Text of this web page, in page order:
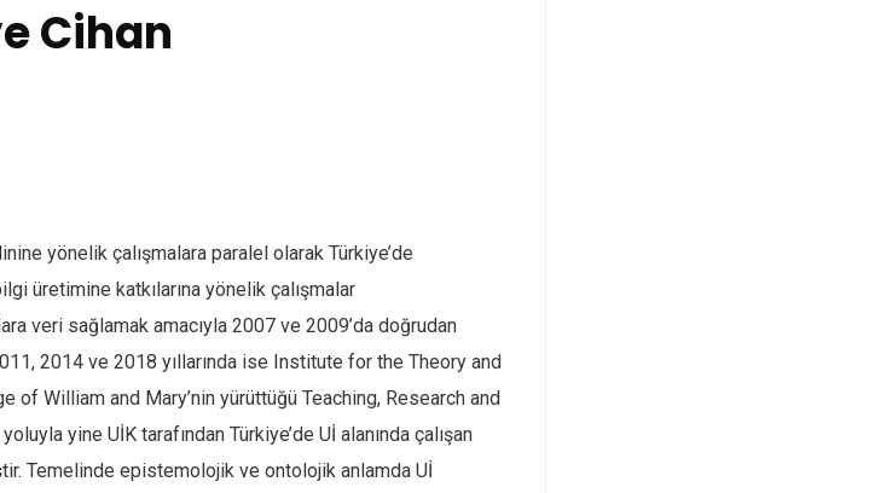
Cihan
yönelik çalışmalara paralel olarak Türkiye’de
üretimine katkılarına yönelik çalışmalar
veri sağlamak amacıyla 2007 ve 2009’da doğrudan
2014 ve 2018 yıllarında ise Institute for the Theory and
William and Mary’nin yürüttüğü Teaching, Research and
yine UİK tarafından Türkiye’de Uİ alanında çalışan
Temelinde epistemolojik ve ontolojik anlamda Uİ